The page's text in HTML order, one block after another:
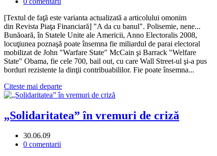
[Textul de faţă este varianta actualizată a articolului omonim
din Revista Piaţa Financiară] "A da cu banul". Polisemie, nene...
Bunăoară, în Statele Unite ale Americii, Anno Electoralis 2008,
locuţiunea poznaşă poate însemna fie miliardul de parai electoral
mobilizat de John "Warfare State" McCain şi Barrack "Welfare
State" Obama, fie cele 700, bail out, cu care Wall Street-ul şi-a pus
borduri rezistente la dinţii contribuabililor. Fie poate însemna...
Citeste mai departe
„Solidaritatea” în vremuri de criză
30.06.09
0 comentarii